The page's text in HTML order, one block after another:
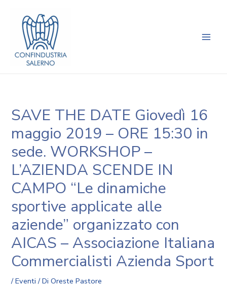
contenuto
SAVE THE DATE Giovedì 16
maggio 2019 – ORE 15:30 in
sede. WORKSHOP –
L’AZIENDA SCENDE IN
CAMPO “Le dinamiche
sportive applicate alle
aziende” organizzato con
AICAS – Associazione Italiana
Commercialisti Azienda Sport
/Eventi / DiOreste Pastore
articoli